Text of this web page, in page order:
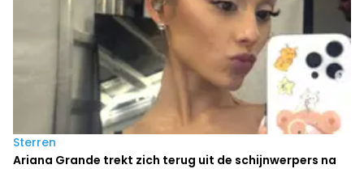
Sterren
Ariana Grande trekt zich terug uit de schijnwerpers na